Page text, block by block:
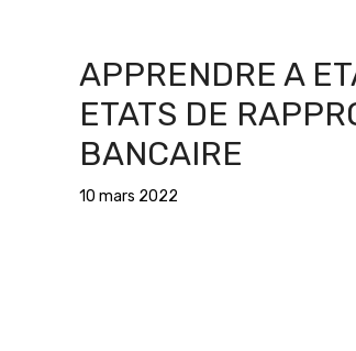
APPRENDRE A
ETATS DE
BANCAIRE
10 mars 2022